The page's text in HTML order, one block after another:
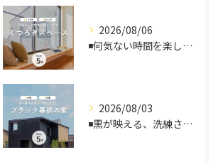
2026/08/06
◾️何気ない時間を楽しむ、くつろぎスペース
2026/08/03
◾️黒が映える、洗練された住まい